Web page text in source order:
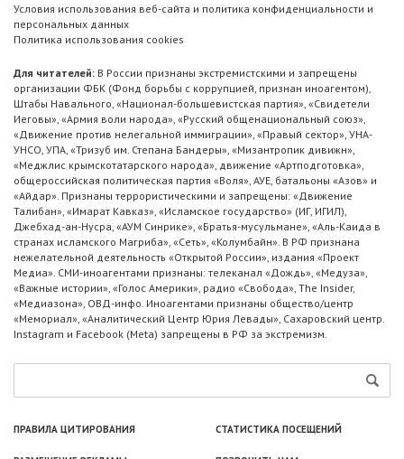
Условия использования веб-сайта и политика конфиденциальности и
персональных данных
Политика использования cookies
Для читателей: В России признаны экстремистскими и запрещены
организации ФБК (Фонд борьбы с коррупцией, признан иноагентом),
Штабы Навального, «Национал-большевистская партия», «Свидетели
Иеговы», «Армия воли народа», «Русский общенациональный союз»,
«Движение против нелегальной иммиграции», «Правый сектор», УНА-
УНСО, УПА, «Тризуб им. Степана Бандеры», «Мизантропик дивижн»,
«Меджлис крымскотатарского народа», движение «Артподготовка»,
общероссийская политическая партия «Воля», АУЕ, батальоны «Азов» и
«Айдар». Признаны террористическими и запрещены: «Движение
Талибан», «Имарат Кавказ», «Исламское государство» (ИГ, ИГИЛ),
Джебхад-ан-Нусра, «АУМ Синрике», «Братья-мусульмане», «Аль-Каида в
странах исламского Магриба», «Сеть», «Колумбайн». В РФ признана
нежелательной деятельность «Открытой России», издания «Проект
Медиа». СМИ-иноагентами признаны: телеканал «Дождь», «Медуза»,
«Важные истории», «Голос Америки», радио «Свобода», The Insider,
«Медиазона», ОВД-инфо. Иноагентами признаны общество/центр
«Мемориал», «Аналитический Центр Юрия Левады», Сахаровский центр.
Instagram и Facebook (Metа) запрещены в РФ за экстремизм.
ПРАВИЛА ЦИТИРОВАНИЯ СТАТИСТИКА ПОСЕЩЕНИЙ